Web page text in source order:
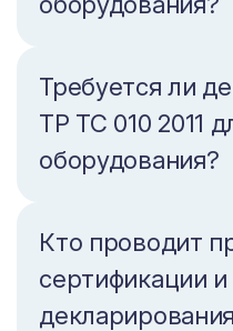
Требуется ли
ТР ТС 010 2011
оборудования?
Кто проводит
сертификации и